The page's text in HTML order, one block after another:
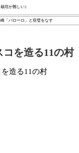
培が難しい）
「バローロ」と双璧をなす
コを造る11の村